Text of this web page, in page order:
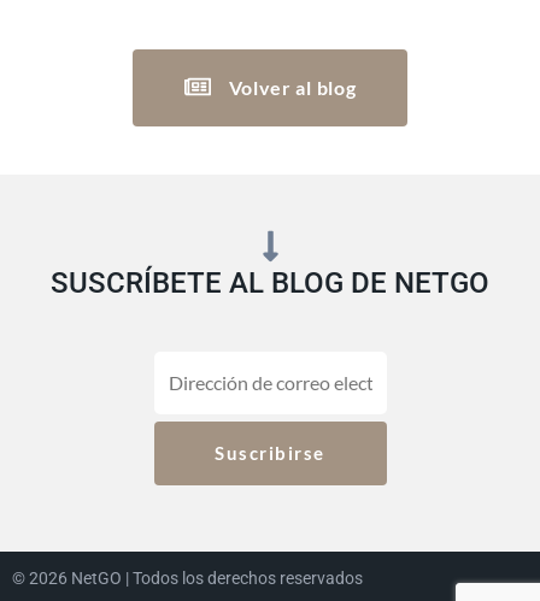
Volver al blog
SUSCRÍBETE AL BLOG DE NETGO
© 2026 NetGO | Todos los derechos reservados